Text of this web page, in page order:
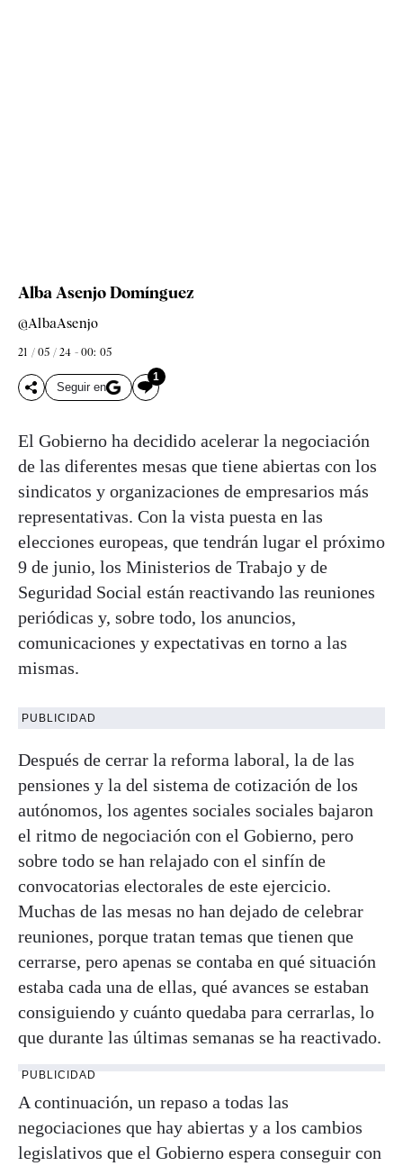
Alba Asenjo Domínguez
@AlbaAsenjo
21 / 05 / 24 - 00: 05
Seguir en
1
El Gobierno ha decidido acelerar la negociación
de las diferentes mesas que tiene abiertas con los
sindicatos y organizaciones de empresarios más
representativas. Con la vista puesta en las
elecciones europeas, que tendrán lugar el próximo
9 de junio, los Ministerios de Trabajo y de
Seguridad Social están reactivando las reuniones
periódicas y, sobre todo, los anuncios,
comunicaciones y expectativas en torno a las
mismas.
PUBLICIDAD
Después de cerrar la reforma laboral, la de las
pensiones y la del sistema de cotización de los
autónomos, los agentes sociales sociales bajaron
el ritmo de negociación con el Gobierno, pero
sobre todo se han relajado con el sinfín de
convocatorias electorales de este ejercicio.
Muchas de las mesas no han dejado de celebrar
reuniones, porque tratan temas que tienen que
cerrarse, pero apenas se contaba en qué situación
estaba cada una de ellas, qué avances se estaban
consiguiendo y cuánto quedaba para cerrarlas, lo
que durante las últimas semanas se ha reactivado.
PUBLICIDAD
A continuación, un repaso a todas las
negociaciones que hay abiertas y a los cambios
legislativos que el Gobierno espera conseguir con